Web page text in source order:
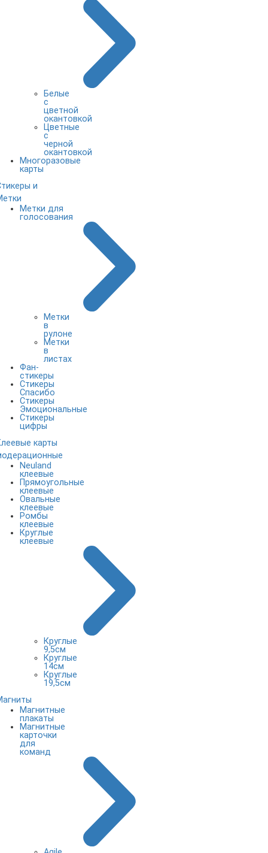
Белые
с
цветной
окантовкой
Цветные
с
черной
окантовкой
Многоразовые
карты
и
Метки для
голосования
Метки
в
рулоне
Метки
в
листах
Фан-
стикеры
Стикеры
Спасибо
Стикеры
Эмоциональные
Стикеры
цифры
карты
Neuland
клеевые
Прямоугольные
клеевые
Овальные
клеевые
Ромбы
клеевые
Круглые
клеевые
Круглые
9,5см
Круглые
14см
Круглые
19,5см
Магнитные
плакаты
Магнитные
карточки
для
команд